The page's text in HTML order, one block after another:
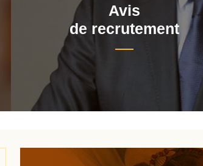
Avis
de recrutement